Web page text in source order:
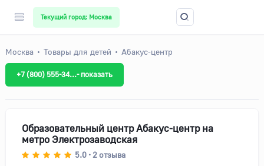
Текущий город: Москва
Москва Товары для детей Абакус-центр
+7 (800) 555-34...- показать
Образовательный центр Абакус-центр на
метро Электрозаводская
5.0 • 2отзыва